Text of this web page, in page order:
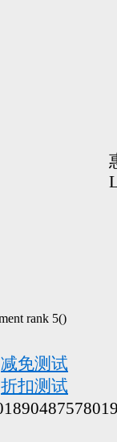
()
减免测试
折扣测试